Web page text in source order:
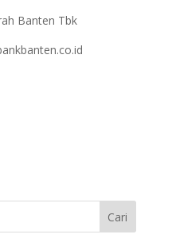
Banten Tbk